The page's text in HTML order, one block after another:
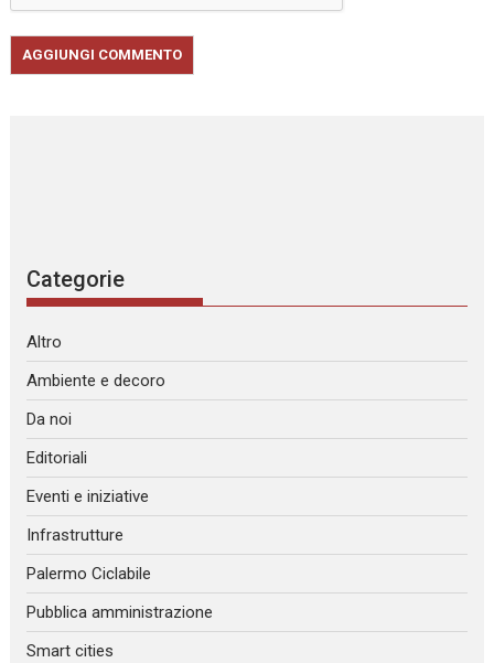
Categorie
Altro
Ambiente e decoro
Da noi
Editoriali
Eventi e iniziative
Infrastrutture
Palermo Ciclabile
Pubblica amministrazione
Smart cities